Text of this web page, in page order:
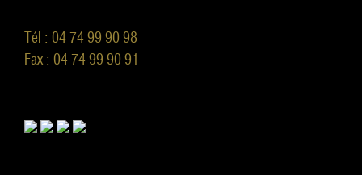
Tél : 04 74 99 90 98
Fax : 04 74 99 90 91